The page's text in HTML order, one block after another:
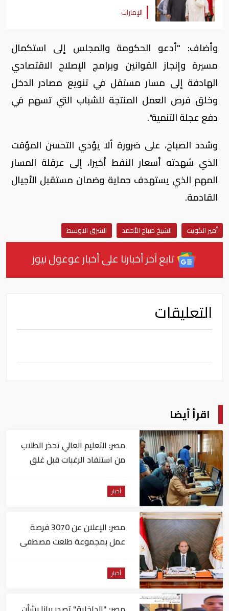
الإمارات
وأضاف: "أدعو الحكومة والمجلس إلى استكمال
مسيرة وإنجاز القوانين وبرامج الإصلاح الاقتصادي
الهادفة إلى مسار مستقل في تنويع مصادر الدخل
وخلق فرص العمل المنتجة للشباب التي تسهم في
دفع عجلة التنمية".
وشدد الصباح، على ضرورة ألا يؤدي التحسن المؤقت
الذي شهدته أسعار النفط أخيرا، إلى عرقلة المسار
المهم الذي يستهدف حماية وضمان مستقبل الأجيال
القادمة.
أمير الكويت الشيخ صباح الأحمد الشرق الاوسط
تابع آخر أخبارنا على أخبار غوغول نيوز
التعليقات
اقرأ أيضا
مصر: التعليم العالي تحذر الطلاب
من استنفاد الرغبات قبل غلق
أخبار
مصر: الإعلان عن 3070 فرصة
عمل بمجموعة طلعت مصطفى
أخبار